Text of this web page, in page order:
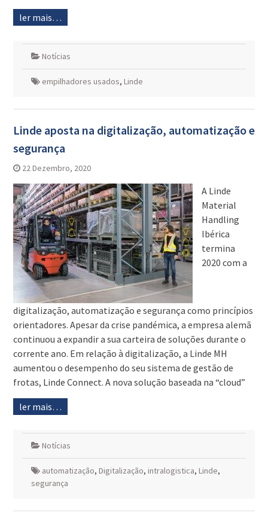
ler mais…
Notícias
empilhadores usados, Linde
Linde aposta na digitalização, automatização e
segurança
22 Dezembro, 2020
A Linde
Material
Handling
Ibérica
termina
2020 com a
digitalização, automatização e segurança como princípios
orientadores. Apesar da crise pandémica, a empresa alemã
continuou a expandir a sua carteira de soluções durante o
corrente ano. Em relação à digitalização, a Linde MH
aumentou o desempenho do seu sistema de gestão de
frotas, Linde Connect. A nova solução baseada na “cloud”
ler mais…
Notícias
automatização, Digitalização, intralogistica, Linde,
segurança